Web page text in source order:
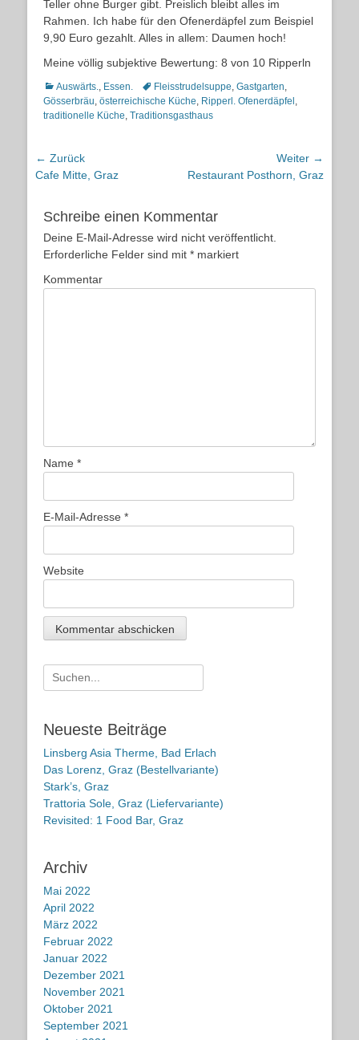
Teller ohne Burger gibt. Preislich bleibt alles im
Rahmen. Ich habe für den Ofenerdäpfel zum Beispiel
9,90 Euro gezahlt. Alles in allem: Daumen hoch!
Meine völlig subjektive Bewertung: 8 von 10 Ripperln
Kategorien
Auswärts., Essen. Schlagworte
Fleisstrudelsuppe, Gastgarten,
Gösserbräu, österreichische Küche, Ripperl. Ofenerdäpfel ,
traditionelle Küche, Traditionsgasthaus
Beitragsnavigation
← Zurück
Vorheriger
Cafe Mitte, Graz
Weiter →
Nächster
Restaurant Posthorn, Graz
Schreibe einen Kommentar
Deine E-Mail-Adresse wird nicht veröffentlicht.
Erforderliche Felder sind mit * markiert
Kommentar
Name *
E-Mail-Adresse *
Website
Suche
nach:
Neueste Beiträge
Linsberg Asia Therme, Bad Erlach
Das Lorenz, Graz (Bestellvariante)
Stark’s, Graz
Trattoria Sole, Graz (Liefervariante)
Revisited: 1 Food Bar, Graz
Archiv
Mai 2022
April 2022
März 2022
Februar 2022
Januar 2022
Dezember 2021
November 2021
Oktober 2021
September 2021